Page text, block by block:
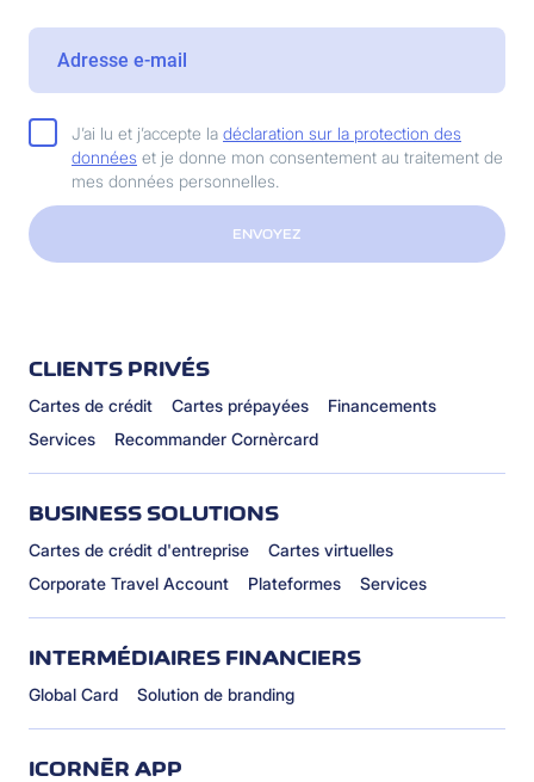
J’ai lu et j’accepte la déclaration sur la protection des
données et je donne mon consentement au traitement de
mes données personnelles.
ENVOYEZ
CLIENTS PRIVÉS
Cartes de crédit Cartes prépayées
Financements
Services
Recommander Cornèrcard
BUSINESS SOLUTIONS
Cartes de crédit d'entreprise
Cartes virtuelles
Corporate Travel Account
Plateformes Services
INTERMÉDIAIRES FINANCIERS
Global Card Solution de branding
ICORNÈR APP